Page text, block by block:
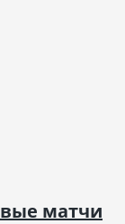
матчи